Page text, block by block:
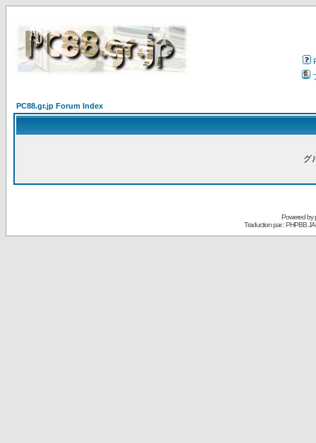
PC88.gr.jp Forum Index
グ
Powered by
Traduction par : PHPBB